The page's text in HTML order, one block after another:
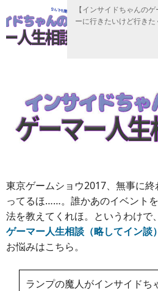
【インサイドちゃんの
ーに行きたいけど行きた
東京ゲームショウ2017、無事に
ってるほ……。誰かあのイベント
法を教えてくれほ。というわけで、
ゲーマー人生相談（略してイン談
お悩みはこちら。
ランプの魔人がインサイドち